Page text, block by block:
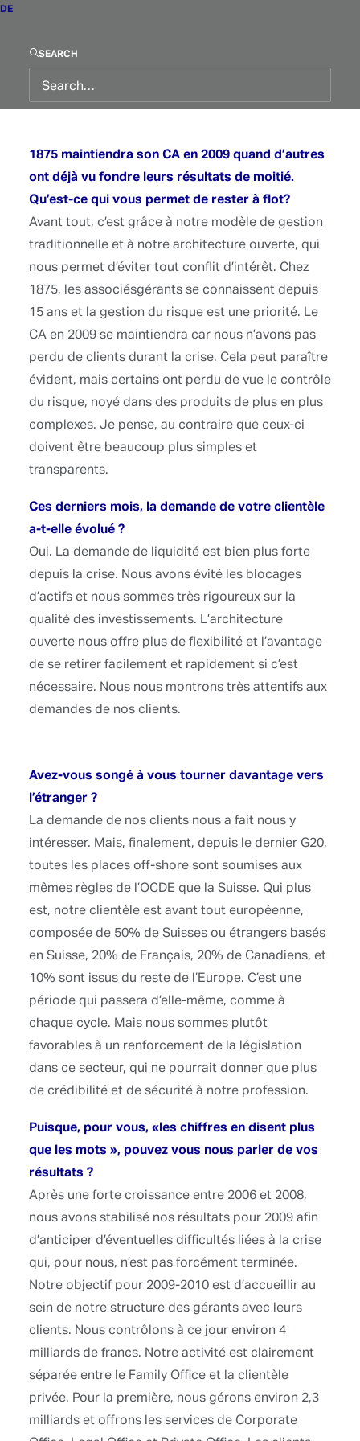
DE
SEARCH
1875, les associésgérants se connaissent depuis
15 ans et la gestion du risque est une priorité. Le
CA en 2009 se maintiendra car nous n’avons pas
perdu de clients durant la crise. Cela peut paraître
du risque, noyé dans des produits de plus en plus
complexes. Je pense, au contraire que ceux-ci
doivent être beaucoup plus simples et
transparents.
Ces derniers mois, la demande de votre clientèle
a-t-elle évolué ?
Oui. La demande de liquidité est bien plus forte
depuis la crise. Nous avons évité les blocages
d’actifs et nous sommes très rigoureux sur la
qualité des investissements. L’architecture
ouverte nous offre plus de flexibilité et l’avantage
de se retirer facilement et rapidement si c’est
nécessaire. Nous nous montrons très attentifs aux
demandes de nos clients.
Avez-vous songé à vous tourner davantage vers
l’étranger ?
La demande de nos clients nous a fait nous y
intéresser. Mais, finalement, depuis le dernier G20,
toutes les places off-shore sont soumises aux
mêmes règles de l’OCDE que la Suisse. Qui plus
est, notre clientèle est avant tout européenne,
composée de 50% de Suisses ou étrangers basés
en Suisse, 20% de Français, 20% de Canadiens, et
chaque cycle. Mais nous sommes plutôt
favorables à un renforcement de la législation
dans ce secteur, qui ne pourrait donner que plus
de crédibilité et de sécurité à notre profession.
Puisque, pour vous, «les chiffres en disent plus
que les mots », pouvez vous nous parler de vos
résultats ?
Après une forte croissance entre 2006 et 2008,
nous avons stabilisé nos résultats pour 2009 afin
d’anticiper d’éventuelles difficultés liées à la crise
qui, pour nous, n’est pas forcément terminée.
Notre objectif pour 2009-2010 est d’accueillir au
sein de notre structure des gérants avec leurs
clients. Nous contrôlons à ce jour environ 4
séparée entre le Family Office et la clientèle
privée. Pour la première, nous gérons environ 2,3
milliards et offrons les services de Corporate
Office, Legal Office et Private Office. Les clients
privés représentent quant à eux 1,6 milliard de
francs.
(*D’après les estimations de l’Association Suisse
des Gérants de Fortune)